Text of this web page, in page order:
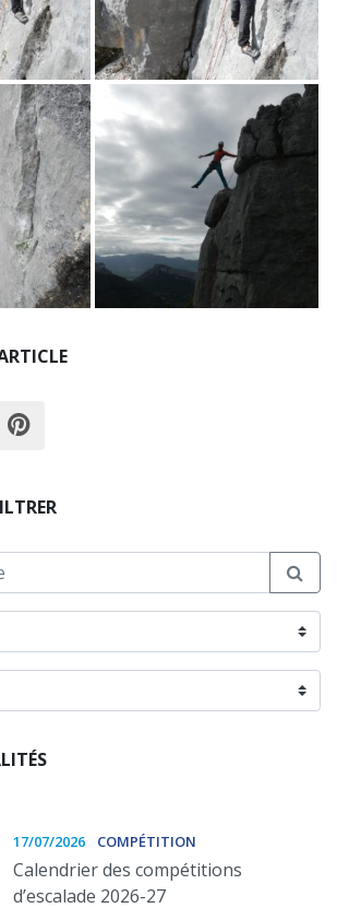
17/07/2026 COMPÉTITION
Calendrier des compétitions
d’escalade 2026-27